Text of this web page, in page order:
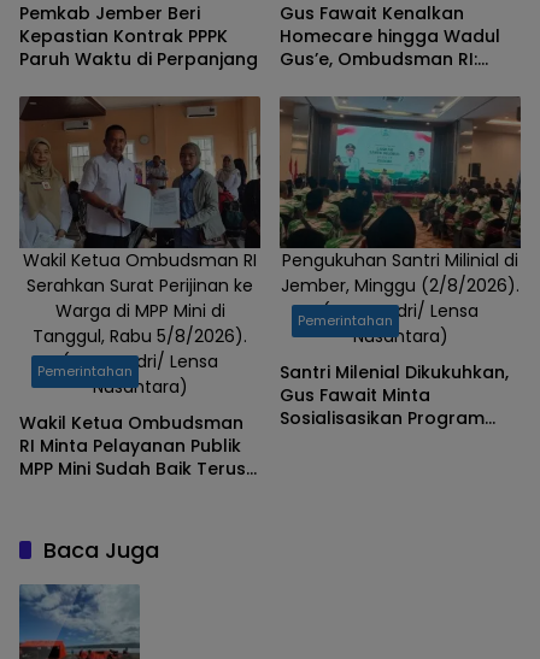
Pemkab Jember Beri
Kepastian Kontrak PPPK
Paruh Waktu di Perpanjang
Gus Fawait Kenalkan
Homecare hingga Wadul
Gus’e, Ombudsman RI:
Layanan Kualitas
Wakil Ketua Ombudsman RI
Serahkan Surat Perijinan ke
Warga di MPP Mini di
Tanggul, Rabu 5/8/2026).
(Foto: Badri/ Lensa
Nusantara)
Pemerintahan
Wakil Ketua Ombudsman
RI Minta Pelayanan Publik
MPP Mini Sudah Baik Terus
Pengukuhan Santri Milinial di
Jember, Minggu (2/8/2026).
(Foto: Badri/ Lensa
Nusantara)
Pemerintahan
Santri Milenial Dikukuhkan,
Gus Fawait Minta
Sosialisasikan Program
Baca Juga